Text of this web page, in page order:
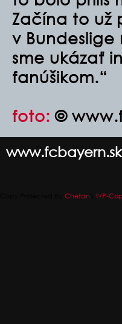
Začína to už
v
sme ukázať
fanúšikom.“
foto:©
Chetan WP-